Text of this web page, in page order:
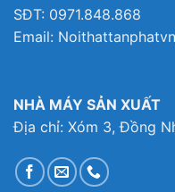
SĐT: 0971.848.868
Email:
NHÀ MÁY SẢN XUẤT
Địa chỉ: Xóm 3, Đồng